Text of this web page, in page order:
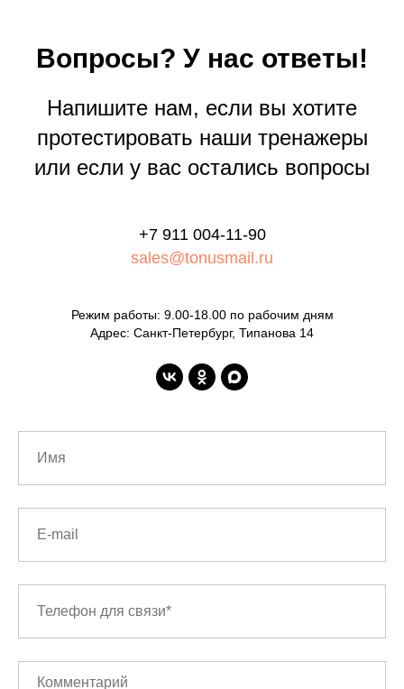
Вопросы? У нас ответы!
Напишите нам, если вы хотите
протестировать наши тренажеры
или если у вас остались вопросы
+7 911 004-11-90
sales@tonusmail.ru
Режим работы: 9.00-18.00 по рабочим дням
Адрес: Санкт-Петербург, Типанова 14